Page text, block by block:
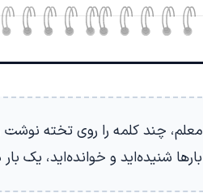
معلم، چند کلمه را روی تخته
بارها شنیده‌اید و خوانده‌اید، یک